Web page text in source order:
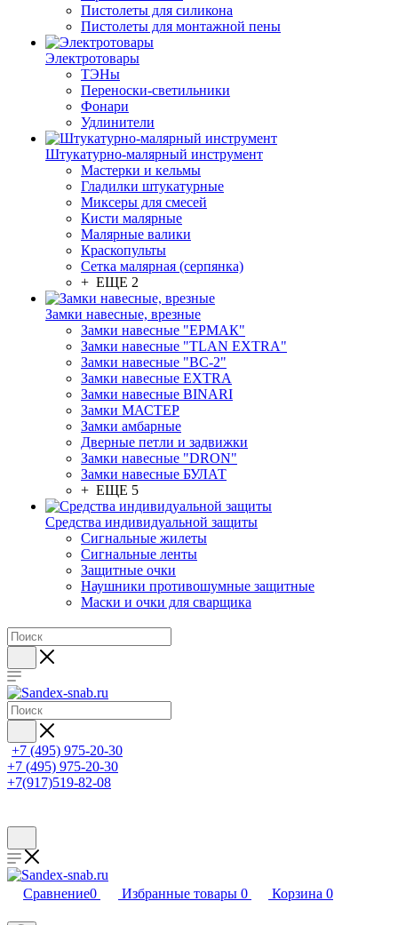
Пистолеты для силикона
Пистолеты для монтажной пены
Электротовары
ТЭНы
Переноски-светильники
Фонари
Удлинители
Штукатурно-малярный инструмент
Мастерки и кельмы
Гладилки штукатурные
Миксеры для смесей
Кисти малярные
Малярные валики
Краскопульты
Сетка малярная (серпянка)
+ ЕЩЕ 2
Замки навесные, врезные
Замки навесные "ЕРМАК"
Замки навесные "TLAN EXTRA"
Замки навесные "ВС-2"
Замки навесные EXTRA
Замки навесные BINARI
Замки МАСТЕР
Замки амбарные
Дверные петли и задвижки
Замки навесные "DRON"
Замки навесные БУЛАТ
+ ЕЩЕ 5
Средства индивидуальной защиты
Сигнальные жилеты
Сигнальные ленты
Защитные очки
Наушники противошумные защитные
Маски и очки для сварщика
+7 (495) 975-20-30
+7 (495) 975-20-30
+7(917)519-82-08
Сравнение0 Избранные товары 0 Корзина 0